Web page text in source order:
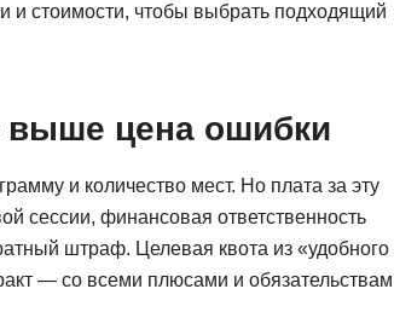
и стоимости, чтобы выбрать подходящий
выше цена ошибки
и количество мест. Но плата за эту
сессии, финансовая ответственность
штраф. Целевая квота из «удобного
— со всеми плюсами и